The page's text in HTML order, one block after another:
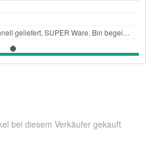
bei diesem Verkäufer gekauft